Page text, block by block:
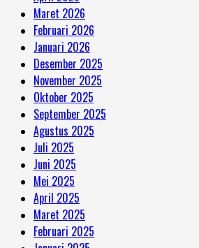
Maret 2026
Februari 2026
Januari 2026
Desember 2025
November 2025
Oktober 2025
September 2025
Agustus 2025
Juli 2025
Juni 2025
Mei 2025
April 2025
Maret 2025
Februari 2025